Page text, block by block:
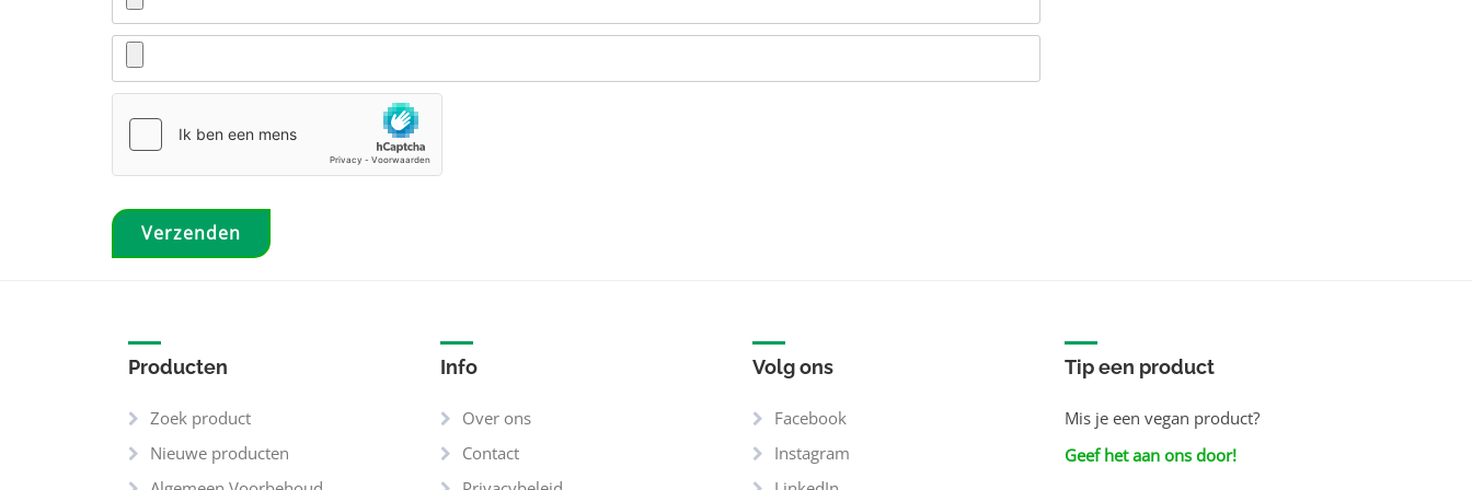
Producten
Zoek product
Nieuwe producten
Info
Over ons
Contact
Volg ons
Facebook
Instagram
Tip een product
Mis je een vegan product?
Geef het aan ons door!